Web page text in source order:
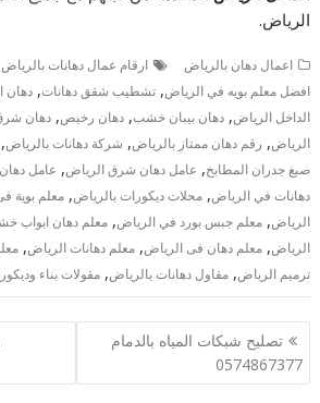
الرياض.
اعمال دهان بالرياض ارقام عمال دهانات بالرياض
افضل معلم بويه في الرياض,تشطيب شقق دهانات,دهان
الداخل الرياض,دهان بيبان خشب,دهان رخيص,دهان
الرياض, رقم دهان ممتاز بالرياض, شركة دهانات بالرياض,
صبغ جدران المطابخ, عامل دهان شرق الرياض, عامل
دهانات في الرياض,محلات ديكورات بالرياض,معلم بوية
الرياض,معلم جبس بورد في الرياض,معلم دهان ابواب
الرياض,معلم دهان فى الرياض,معلم دهانات الرياض,
ترميم الرياض,مقاول دهانات بالرياض,مقولات بناء وديكور
تصفّح
المقالات
تصليح شبكات المياه بالدمام
0574867377